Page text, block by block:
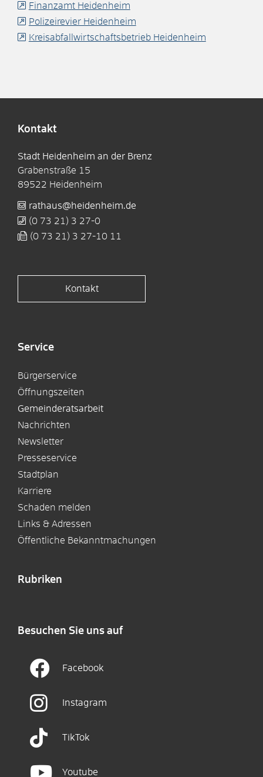
Finanzamt Heidenheim
Polizeirevier Heidenheim
Kreisabfallwirtschaftsbetrieb Heidenheim
Kontakt
Stadt Heidenheim an der Brenz
Grabenstraße 15
89522 Heidenheim
rathaus@heidenheim.de
(0 73 21) 3 27-0
(0 73 21) 3 27-10 11
Kontakt
Service
Bürgerservice
Öffnungszeiten
Gemeinderatsarbeit
Nachrichten
Newsletter
Presseservice
Stadtplan
Karriere
Schaden melden
Links & Adressen
Öffentliche Bekanntmachungen
Rubriken
Besuchen Sie uns auf
Facebook
Instagram
TikTok
Youtube